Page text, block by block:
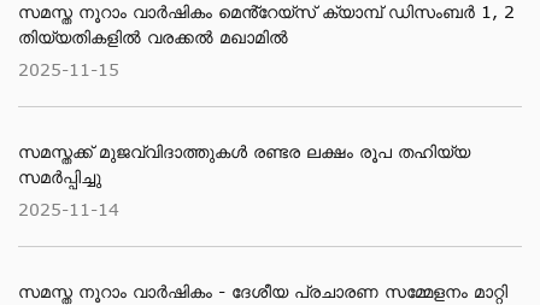
സമസ്ത നൂറാം വാര്‍ഷികം മെൻ്റേയ്സ് ക്യാമ്പ് ഡിസംബര്‍ 1, 2
തിയ്യതികളില്‍ വരക്കല്‍ മഖാമില്‍
2025-11-15
സമസ്തക്ക് മുജവ്വിദാത്തുകൾ രണ്ടര ലക്ഷം രൂപ തഹിയ്യ
സമർപ്പിച്ചു
2025-11-14
സമസ്ത നൂറാം വാര്‍ഷികം - ദേശീയ പ്രചാരണ സമ്മേളനം മാറ്റി